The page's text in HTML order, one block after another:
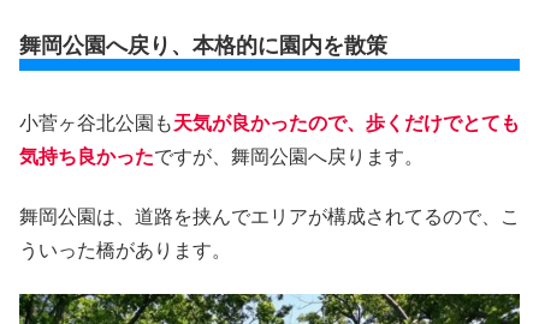
舞岡公園へ戻り、本格的に園内を散策
小菅ヶ谷北公園も天気が良かったので、歩くだけでとても
気持ち良かったですが、舞岡公園へ戻ります。
舞岡公園は、道路を挟んでエリアが構成されてるので、こ
ういった橋があります。